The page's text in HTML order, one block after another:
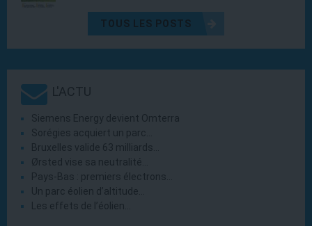
TOUS LES POSTS
L'ACTU
Siemens Energy devient Omterra
Sorégies acquiert un parc…
Bruxelles valide 63 milliards…
Ørsted vise sa neutralité…
Pays-Bas : premiers électrons…
Un parc éolien d’altitude…
Les effets de l’éolien…